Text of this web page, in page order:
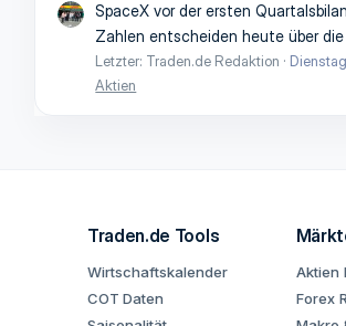
SpaceX vor der ersten
Zahlen entscheiden heute über
Letzter: Traden.de Redaktion
Aktien
Traden.de Tools
Wirtschaftskalender
COT Daten
Aktien
Forex